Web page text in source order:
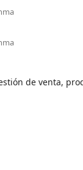
de venta,